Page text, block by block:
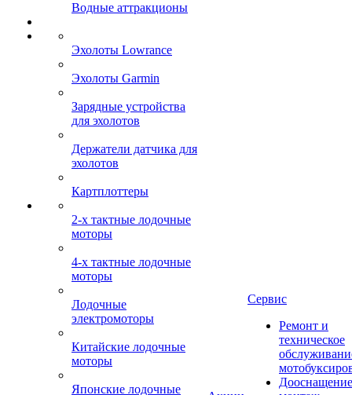
Водные аттракционы
Эхолоты Lowrance
Эхолоты Garmin
Зарядные устройства
для эхолотов
Держатели датчика для
эхолотов
Картплоттеры
2-х тактные лодочные
моторы
4-х тактные лодочные
моторы
Лодочные
электромоторы
Китайские лодочные
моторы
Японские лодочные
Сервис
Ремонт и
техническое